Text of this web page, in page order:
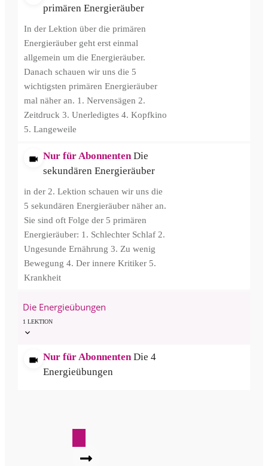
primären Energieräuber
In der Lektion über die primären
Energieräuber geht erst einmal
allgemein um die Energieräuber.
Danach schauen wir uns die 5
wichtigsten primären Energieräuber
mal näher an. 1. Nervensägen 2.
Zeitdruck 3. Unerledigtes 4. Kopfkino
5. Langeweile
Nur für Abonnenten Die
sekundären Energieräuber
in der 2. Lektion schauen wir uns die
5 sekundären Energieräuber näher an.
Sie sind oft Folge der 5 primären
Energieräuber: 1. Schlechter Schlaf 2.
Ungesunde Ernährung 3. Zu wenig
Bewegung 4. Der innere Kritiker 5.
Krankheit
Die Energieübungen
1 LEKTION
Nur für Abonnenten Die 4
Energieübungen